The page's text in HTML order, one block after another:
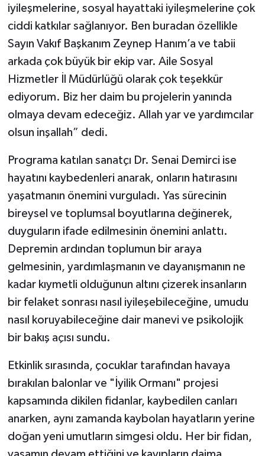
iyileşmelerine, sosyal hayattaki iyileşmelerine çok
ciddi katkılar sağlanıyor. Ben buradan özellikle
Sayın Vakıf Başkanım Zeynep Hanım’a ve tabii
arkada çok büyük bir ekip var. Aile Sosyal
Hizmetler İl Müdürlüğü olarak çok teşekkür
ediyorum. Biz her daim bu projelerin yanında
olmaya devam edeceğiz. Allah yar ve yardımcılar
olsun inşallah” dedi.
Programa katılan sanatçı Dr. Senai Demirci ise
hayatını kaybedenleri anarak, onların hatırasını
yaşatmanın önemini vurguladı. Yas sürecinin
bireysel ve toplumsal boyutlarına değinerek,
duyguların ifade edilmesinin önemini anlattı.
Depremin ardından toplumun bir araya
gelmesinin, yardımlaşmanın ve dayanışmanın ne
kadar kıymetli olduğunun altını çizerek insanların
bir felaket sonrası nasıl iyileşebileceğine, umudu
nasıl koruyabileceğine dair manevi ve psikolojik
bir bakış açısı sundu.
Etkinlik sırasında, çocuklar tarafından havaya
bırakılan balonlar ve "İyilik Ormanı" projesi
kapsamında dikilen fidanlar, kaybedilen canları
anarken, aynı zamanda kaybolan hayatların yerine
doğan yeni umutların simgesi oldu. Her bir fidan,